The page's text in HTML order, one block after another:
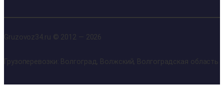
Gruzovoz34.ru © 2012 — 2026
Грузоперевозки: Волгоград, Волжский, Волгоградская область